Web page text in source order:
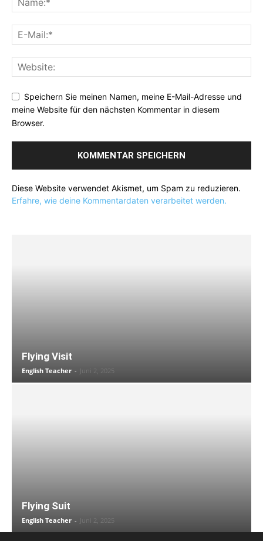
Speichern Sie meinen Namen, meine E-Mail-Adresse und
meine Website für den nächsten Kommentar in diesem
Browser.
Diese Website verwendet Akismet, um Spam zu reduzieren.
Erfahre, wie deine Kommentardaten verarbeitet werden.
Flying Visit
English Teacher - Juni 2, 2025
Flying Suit
English Teacher - Juni 2, 2025